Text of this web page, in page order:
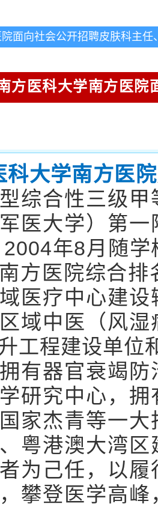
面向社会公开招聘皮肤科主任
方医科大学南方医院
科大学南方医院
综合性三级
军医大学）第
年8月随
方医院综合
医疗中心建
域中医（风
工程建设单位
有器官衰竭
研究中心，
家杰青等一
粤港澳大湾
为己任，以
攀登医学高